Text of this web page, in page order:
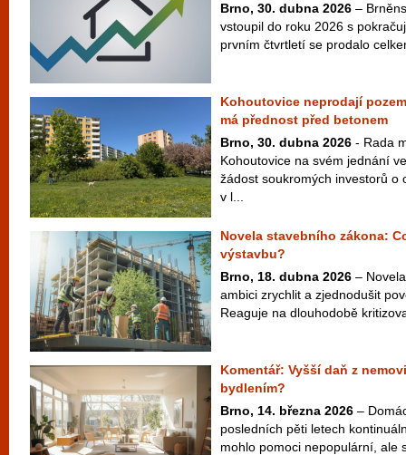
Brno, 30. dubna 2026 –
vstoupil do roku 2026 s
prvním čtvrtletí se prodalo
Kohoutovice neprodají
má přednost před betonem
Brno, 30. dubna 2026 - Rada
Kohoutovice na svém jednání
žádost soukromých investorů o
v l...
Novela stavebního zákona:
výstavbu?
Brno, 18. dubna 2026 –
ambici zrychlit a zjednodušit
Reaguje na dlouhodobě
Komentář: Vyšší daň z
bydlením?
Brno, 14. března 2026 –
posledních pěti letech
mohlo pomoci nepopulární, ale